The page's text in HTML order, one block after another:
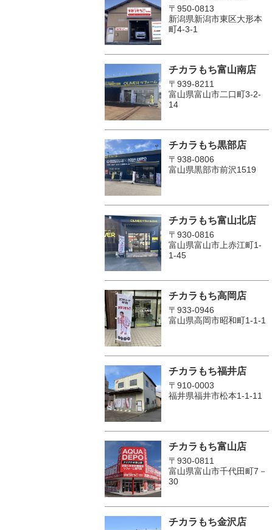
〒950-0813
新潟県新潟市東区大形本
町4-3-1
チカラもち富山南店
〒939-8211
富山県富山市二口町3-2-
14
チカラもち黒部店
〒938-0806
富山県黒部市前沢1519
チカラもち富山北店
〒930-0816
富山県富山市上赤江町1-
1-45
チカラもち高岡店
〒933-0946
富山県高岡市昭和町1-1-1
チカラもち福井店
〒910-0003
福井県福井市松本1‐1-11
チカラもち富山店
〒930-0811
富山県富山市千代田町7－
30
チカラもち金沢店